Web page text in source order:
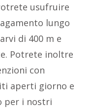
usufruire
lungo
di 400 m e
Potrete inoltre
con
aperti giorno e
per i nostri